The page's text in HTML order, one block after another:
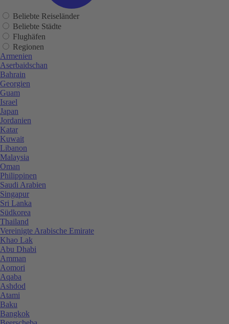
Beliebte Reiseländer
Beliebte Städte
Flughäfen
Regionen
Armenien
Aserbaidschan
Bahrain
Georgien
Guam
Israel
Japan
Jordanien
Katar
Kuwait
Libanon
Malaysia
Oman
Philippinen
Saudi Arabien
Singapur
Sri Lanka
Südkorea
Thailand
Vereinigte Arabische Emirate
Khao Lak
Abu Dhabi
Amman
Aomori
Aqaba
Ashdod
Atami
Baku
Bangkok